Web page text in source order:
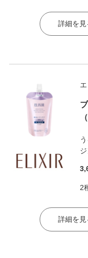
詳細を見
2
詳細を見